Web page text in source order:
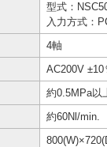
型式：
入力方式：
4軸
AC200V
約0.5MPa以
約60Nl/min.